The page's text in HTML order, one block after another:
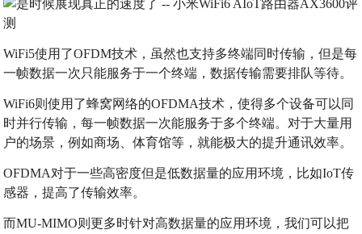
WiFi5使用了OFDM技术，虽然也支持多终端同时传输，但是每
一帧数据一次只能服务于一个终端，数据传输需要排队等待。
WiFi6则使用了蜂窝网络的OFDMA技术，使得多个设备可以同
时并行传输，每一帧数据一次能服务于多个终端。对于大量用
户的场景，例如商场、体育馆等，就能极大的提升通讯效率。
OFDMA对于一些高密度但是低数据量的应用环境，比如IoT传
感器，提高了传输效率。
而MU-MIMO则更多时针对高数据量的应用环境，我们可以把